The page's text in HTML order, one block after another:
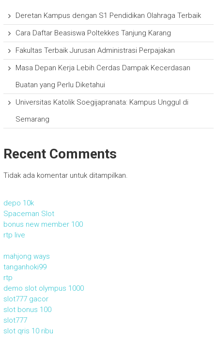
Deretan Kampus dengan S1 Pendidikan Olahraga Terbaik
Cara Daftar Beasiswa Poltekkes Tanjung Karang
Fakultas Terbaik Jurusan Administrasi Perpajakan
Masa Depan Kerja Lebih Cerdas Dampak Kecerdasan
Buatan yang Perlu Diketahui
Universitas Katolik Soegijapranata: Kampus Unggul di
Semarang
Recent Comments
Tidak ada komentar untuk ditampilkan.
depo 10k
Spaceman Slot
bonus new member 100
rtp live
mahjong ways
tanganhoki99
rtp
demo slot olympus 1000
slot777 gacor
slot bonus 100
slot777
slot qris 10 ribu